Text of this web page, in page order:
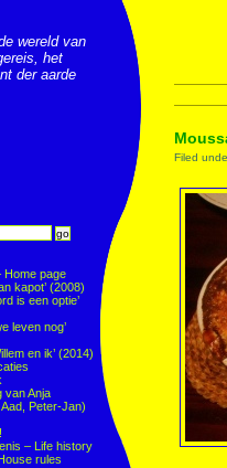
wereld van
het
der aarde
Home page
kapot’ (2008)
is een optie’
leven nog’
en ik’ (2014)
van Anja
Peter-Jan)
– Life history
rules
Filed